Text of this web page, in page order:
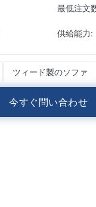
最低注文
供給能力:
ツィード製のソファ
今すぐ問い合わせ